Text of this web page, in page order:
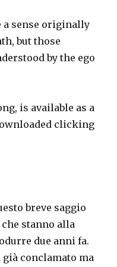
a sense originally
but those
by the ego
is available as a
clicking
breve saggio
stanno alla
due anni fa.
conclamato ma